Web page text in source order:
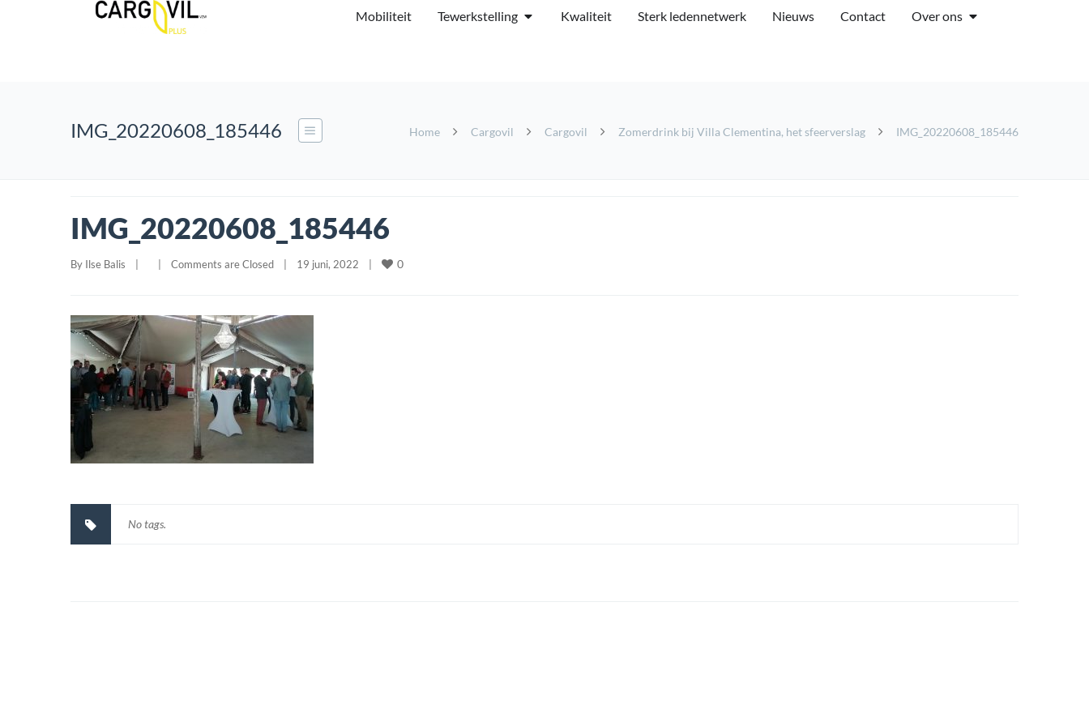
Mobiliteit Tewerkstelling Kwaliteit Sterk ledennetwerk Nieuws Contact Over ons
IMG_20220608_185446 Home Cargovil Cargovil Zomerdrink bij Villa Clementina, het sfeerverslag IMG_20220608_185446
IMG_20220608_185446
By Ilse Balis Comments are Closed 19 juni, 2022 0
No tags.